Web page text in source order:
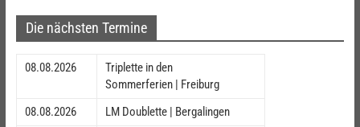
Die nächsten Termine
08.08.2026
Triplette in den
Sommerferien | Freiburg
08.08.2026
LM Doublette | Bergalingen